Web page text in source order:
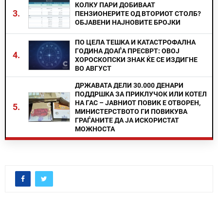
3.
КОЛКУ ПАРИ ДОБИВААТ
ПЕНЗИОНЕРИТЕ ОД ВТОРИОТ СТОЛБ?
ОБЈАВЕНИ НАЈНОВИТЕ БРОЈКИ
4.
ПО ЦЕЛА ТЕШКА И КАТАСТРОФАЛНА
ГОДИНА ДОАЃА ПРЕСВРТ: ОВОЈ
ХОРОСКОПСКИ ЗНАК ЌЕ СЕ ИЗДИГНЕ
ВО АВГУСТ
5.
ДРЖАВАТА ДЕЛИ 30.000 ДЕНАРИ
ПОДДРШКА ЗА ПРИКЛУЧОК ИЛИ КОТЕЛ
НА ГАС – ЈАВНИОТ ПОВИК Е ОТВОРЕН,
МИНИСТЕРСТВОТО ГИ ПОВИКУВА
ГРАЃАНИТЕ ДА ЈА ИСКОРИСТАТ
МОЖНОСТА